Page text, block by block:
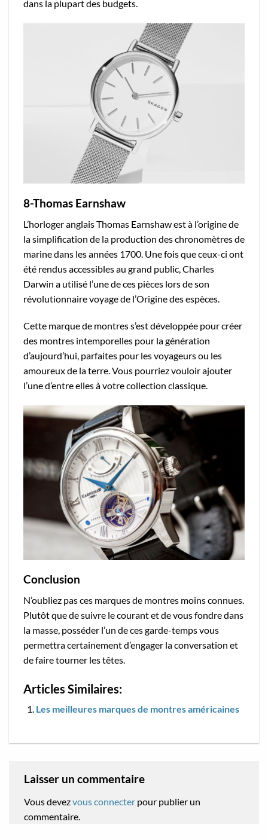
dans la plupart des budgets.
8-Thomas Earnshaw
L’horloger anglais Thomas Earnshaw est à l’origine de
la simplification de la production des chronomètres de
marine dans les années 1700. Une fois que ceux-ci ont
été rendus accessibles au grand public, Charles
Darwin a utilisé l’une de ces pièces lors de son
révolutionnaire voyage de l’Origine des espèces.
Cette marque de montres s’est développée pour créer
des montres intemporelles pour la génération
d’aujourd’hui, parfaites pour les voyageurs ou les
amoureux de la terre. Vous pourriez vouloir ajouter
l’une d’entre elles à votre collection classique.
Conclusion
N’oubliez pas ces marques de montres moins connues.
Plutôt que de suivre le courant et de vous fondre dans
la masse, posséder l’un de ces garde-temps vous
permettra certainement d’engager la conversation et
de faire tourner les têtes.
Articles Similaires:
Les meilleures marques de montres américaines
Laisser un commentaire
Vous devezvous connecter pour publier un
commentaire.